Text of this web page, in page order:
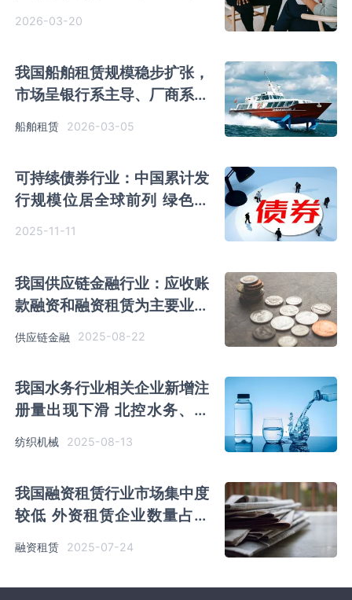
2026-03-20
我国船舶租赁规模稳步扩张，
市场呈银行系主导、厂商系突
围、第三方系补位格局
船舶租赁 2026-03-05
可持续债券行业：中国累计发
行规模位居全球前列 绿色债
2025-11-11
我国供应链金融行业：应收账
款融资和融资租赁为主要业务
供应链金融 2025-08-22
我国水务行业相关企业新增注
册量出现下滑 北控水务、首
创环保营收优势明显
纺织机械 2025-08-13
我国融资租赁行业市场集中度
较低 外资租赁企业数量占比
超90%
融资租赁 2025-07-24